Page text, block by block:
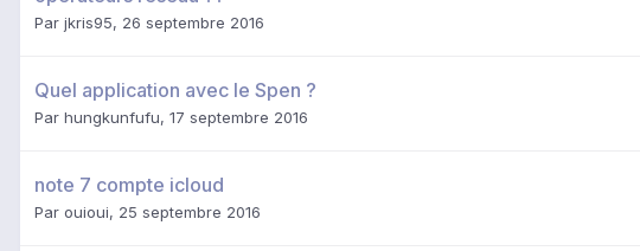
Par jkris95, 26 septembre 2016
Quel application avec le Spen ?
Par hungkunfufu, 17 septembre 2016
note 7 compte icloud
Par ouioui, 25 septembre 2016